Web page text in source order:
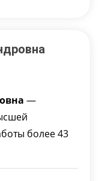
—
более 43